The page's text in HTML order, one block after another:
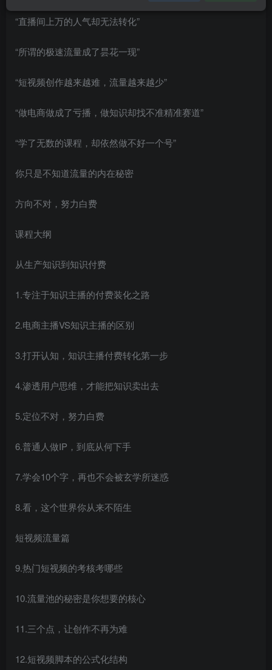
“直播间上万的人气却无法转化”
“所谓的极速流量成了昙花一现”
“短视频创作越来越难，流量越来越少”
“做电商做成了亏播，做知识却找不准精准赛道”
“学了无数的课程，却依然做不好一个号”
你只是不知道流量的内在秘密
方向不对，努力白费
课程大纲
从生产知识到知识付费
1.专注于知识主播的付费装化之路
2.电商主播VS知识主播的区别
3.打开认知，知识主播付费转化第一步
4.渗透用户思维，才能把知识卖出去
5.定位不对，努力白费
6.普通人做IP，到底从何下手
7.学会10个字，再也不会被玄学所迷惑
8.看，这个世界你从来不陌生
短视频流量篇
9.热门短视频的考核考哪些
10.流量池的秘密是你想要的核心
11.三个点，让创作不再为难
12.短视频脚本的公式化结构